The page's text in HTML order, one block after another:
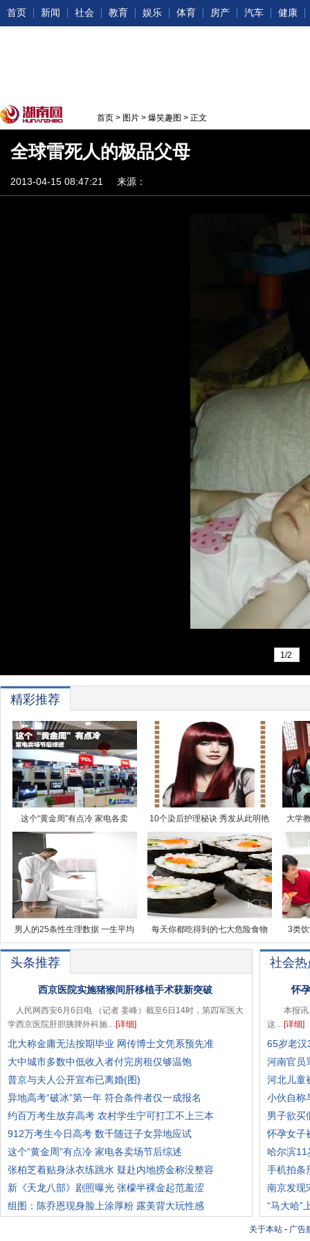
首页 新闻 社会 教育 娱乐 体育 房产 汽车 健康
首页 > 图片 > 爆笑趣图 > 正文
全球雷死人的极品父母
2013-04-15 08:47:21 来源：
1/2
精彩推荐
这个“黄金周”有点冷 家电各卖 10个染后护理秘诀 秀发从此明艳 大学
男人的25条性生理数据 一生平均 每天你都吃得到的七大危险食物 3类
头条推荐
西京医院实施猪猴间肝移植手术获新突破
人民网西安6月6日电 （记者 姜峰）截至6日14时，第四军医大
学西京医院肝胆胰脾外科施…[详细]
北大称金庸无法按期毕业 网传博士文凭系预先准
大中城市多数中低收入者付完房租仅够温饱
普京与夫人公开宣布已离婚(图)
异地高考“破冰”第一年 符合条件者仅一成报名
约百万考生放弃高考 农村学生宁可打工不上三本
912万考生今日高考 数千随迁子女异地应试
这个“黄金周”有点冷 家电各卖场节后综述
张柏芝着贴身泳衣练跳水 疑赴内地捞金称没整容
新《天龙八部》剧照曝光 张檬半裸金起范羞涩
组图：陈乔恩现身脸上涂厚粉 露美背大玩性感
社会热
怀
本报讯
这…[详细]
65岁老汉
河南官员
河北儿童
小伙自称
男子欲买
怀孕女子
哈尔滨11
手机拍条
南京发现
“马大哈”
关于本站 - 广告